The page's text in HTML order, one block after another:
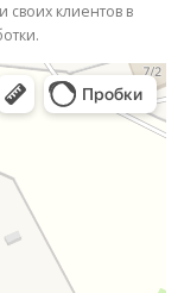
своих клиентов в